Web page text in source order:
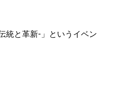
統と革新-」というイベン